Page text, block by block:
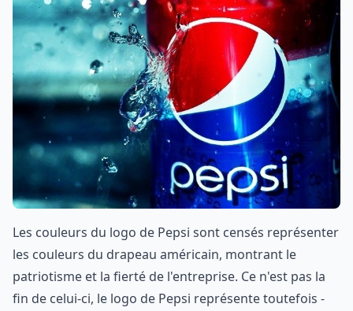
Les couleurs du logo de Pepsi sont censés représenter
les couleurs du drapeau américain, montrant le
patriotisme et la fierté de l'entreprise. Ce n'est pas la
fin de celui-ci, le logo de Pepsi représente toutefois -